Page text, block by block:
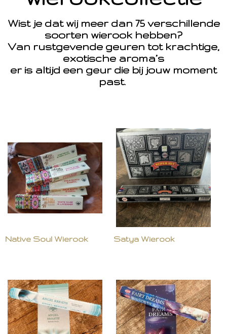
Wist je dat wij meer dan 75 verschillende
soorten wierook hebben?
Van rustgevende geuren tot krachtige,
exotische aroma’s
er is altijd een geur die bij jouw moment
past.
Native Soul Wierook Satya Wierook